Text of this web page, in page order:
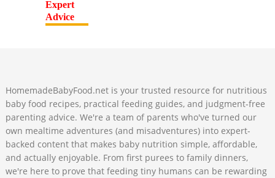
HomemadeBabyFood.net is your trusted resource for nutritious
baby food recipes, practical feeding guides, and judgment-free
parenting advice. We're a team of parents who've turned our
own mealtime adventures (and misadventures) into expert-
backed content that makes baby nutrition simple, affordable,
and actually enjoyable. From first purees to family dinners,
we're here to prove that feeding tiny humans can be rewarding